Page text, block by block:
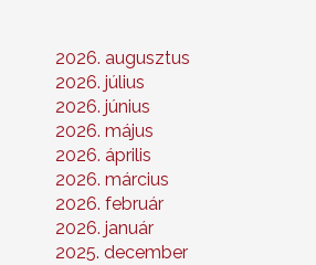
2026. augusztus
2026. július
2026. június
2026. május
2026. április
2026. március
2026. február
2026. január
2025. december